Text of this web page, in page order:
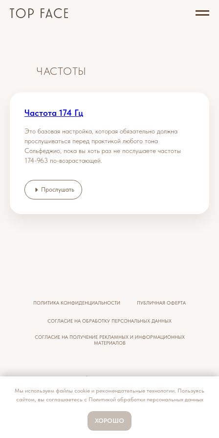
ЧАСТОТЫ
Частота 174 Гц
Это базовая настройка, которая обязательно должна
прослушиваться перед практикой любого тона
Сольфеджио, пока вы хоть раз не послушаете частоты
174-963 по-возрастающей.
Прослушать
ПОЛИТИКА КОНФИДЕНЦИАЛЬНОСТИ ПУБЛИЧНАЯ ОФЕРТА
СОГЛАСИЕ НА ОБРАБОТКУ ПЕРСОНАЛЬНЫХ ДАННЫХ
СОГЛАСИЕ НА ПОЛУЧЕНИЕ РЕКЛАМНЫХ И ИНФОРМАЦИОННЫХ
МАТЕРИАЛОВ
ЦЕНЫ, УКАЗАННЫЕ НА САЙТЕ И В СОЦИАЛЬНЫХ СЕТЯХ ПРИВЕДЕНЫ КАК
ИЗМЕНЕНЫ В ЛЮБОЕ ВРЕМЯ БЕЗ ПРЕДУПРЕЖДЕНИЯ. ДЛЯ ПОДРОБНОЙ
ИНФОРМАЦИИ О СТОИМОСТИ УСЛУГ ОБРАЩАЙТЕСЬ К АДМИНИСТРАТОРАМ.
Мы используем файлы cookie и рекомендательные технологии. Пользуясь
сайтом, вы соглашаетесь с Политикой обработки персональных данных
ХОРОШО
Онлайн-